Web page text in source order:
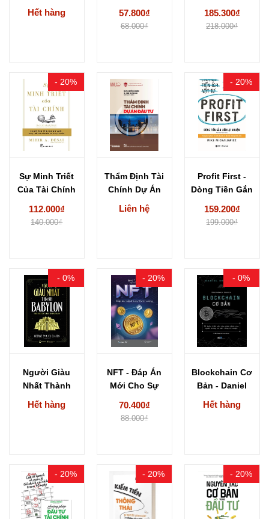
Rùa (Bìa
Cứng)...
Hết hàng 57.800₫
68.000₫
185.300₫
218.000₫
- 20%
Sự Minh Triết
Của Tài Chính
112.000₫
140.000₫
Thẩm Định Tài
Chính Dự Án
Đầu Tư...
Liên hệ
- 20%
Profit First -
Dòng Tiền Gắn
159.200₫
199.000₫
- 0%
Người Giàu
Nhất Thành
Babylon -
George
Hết hàng
- 20%
NFT - Đáp Án
Mới Cho Sự
70.400₫
88.000₫
- 0%
Blockchain Cơ
Bản - Daniel
Drescher
Hết hàng
- 20% - 20% - 20%